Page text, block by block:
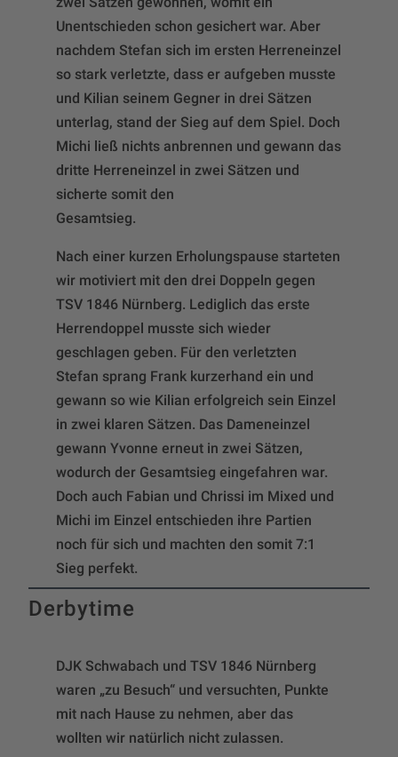
Unentschieden schon gesichert war. Aber
nachdem Stefan sich im ersten Herreneinzel
so stark verletzte, dass er aufgeben musste
und Kilian seinem Gegner in drei Sätzen
unterlag, stand der Sieg auf dem Spiel. Doch
Michi ließ nichts anbrennen und gewann das
dritte Herreneinzel in zwei Sätzen und
sicherte somit den
Gesamtsieg.
Nach einer kurzen Erholungspause starteten
wir motiviert mit den drei Doppeln gegen
TSV 1846 Nürnberg. Lediglich das erste
Herrendoppel musste sich wieder
geschlagen geben. Für den verletzten
Stefan sprang Frank kurzerhand ein und
gewann so wie Kilian erfolgreich sein Einzel
in zwei klaren Sätzen. Das Dameneinzel
gewann Yvonne erneut in zwei Sätzen,
wodurch der Gesamtsieg eingefahren war.
Doch auch Fabian und Chrissi im Mixed und
Michi im Einzel entschieden ihre Partien
noch für sich und machten den somit 7:1
Sieg perfekt.
Derbytime
DJK Schwabach und TSV 1846 Nürnberg
waren „zu Besuch“ und versuchten, Punkte
mit nach Hause zu nehmen, aber das
wollten wir natürlich nicht zulassen.